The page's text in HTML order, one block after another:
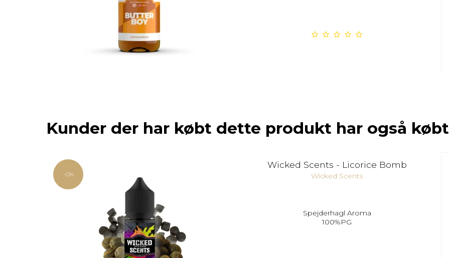
Kunder der har købt dette produkt har også købt
-0%
Wicked Scents - Licorice Bomb
Wicked Scents
Spejderhagl Aroma
100%PG